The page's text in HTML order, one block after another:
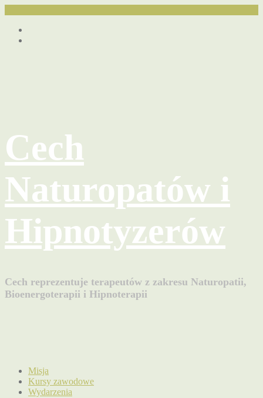
Przejdź
Cech
Naturopatów i
Hipnotyzerów
Cech reprezentuje terapeutów z zakresu Naturopatii,
Bioenergoterapii i Hipnoterapii
Misja
Kursy zawodowe
Wydarzenia